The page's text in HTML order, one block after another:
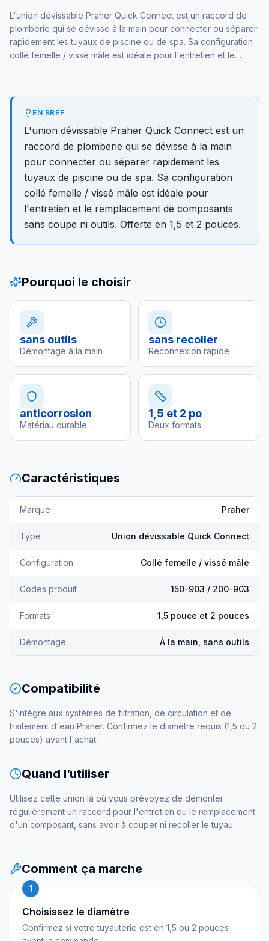
L'union dévissable Praher Quick Connect est un raccord de
plomberie qui se dévisse à la main pour connecter ou séparer
rapidement les tuyaux de piscine ou de spa. Sa configuration
collé femelle / vissé mâle est idéale pour l'entretien et le
EN BREF
L'union dévissable Praher Quick Connect est un
raccord de plomberie qui se dévisse à la main
pour connecter ou séparer rapidement les
tuyaux de piscine ou de spa. Sa configuration
collé femelle / vissé mâle est idéale pour
l'entretien et le remplacement de composants
sans coupe ni outils. Offerte en 1,5 et 2 pouces.
Pourquoi le choisir
sans outils
Démontage à la main
sans recoller
Reconnexion rapide
anticorrosion
Matériau durable
1,5 et 2 po
Deux formats
Caractéristiques
Marque Praher
Type Union dévissable Quick Connect
Configuration Collé femelle / vissé mâle
Codes produit 150-903 / 200-903
Formats 1,5 pouce et 2 pouces
Démontage À la main, sans outils
Compatibilité
S'intègre aux systèmes de filtration, de circulation et de
traitement d'eau Praher. Confirmez le diamètre requis (1,5 ou 2
pouces) avant l'achat.
Quand l’utiliser
Utilisez cette union là où vous prévoyez de démonter
régulièrement un raccord pour l'entretien ou le remplacement
d'un composant, sans avoir à couper ni recoller le tuyau.
Comment ça marche
1
Choisissez le diamètre
Confirmez si votre tuyauterie est en 1,5 ou 2 pouces